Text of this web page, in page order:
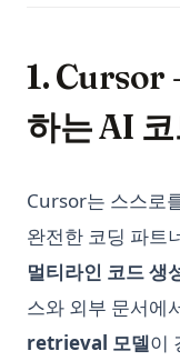
GPT-3
OpenLLM: 큰 언어
OpenLLaMA: The
Large Language
Orca 13B: the New
Microsoft
Orca 13B: 마이크로
Unpacking Lists in
pandas-query
이드
시계열 분석 마스터
파이썬에서 딕셔너리
판다 Pandas의
Samples
Python Random: 난
Python Regex: The
Python Requests
in Python
Python Requests 라
Python Reverse
1. Cursor
하는 AI
Cursor는 스스로
완전한 코딩 파트
멀티라인 코드 생
스와 외부 문서에
retrieval 모델이